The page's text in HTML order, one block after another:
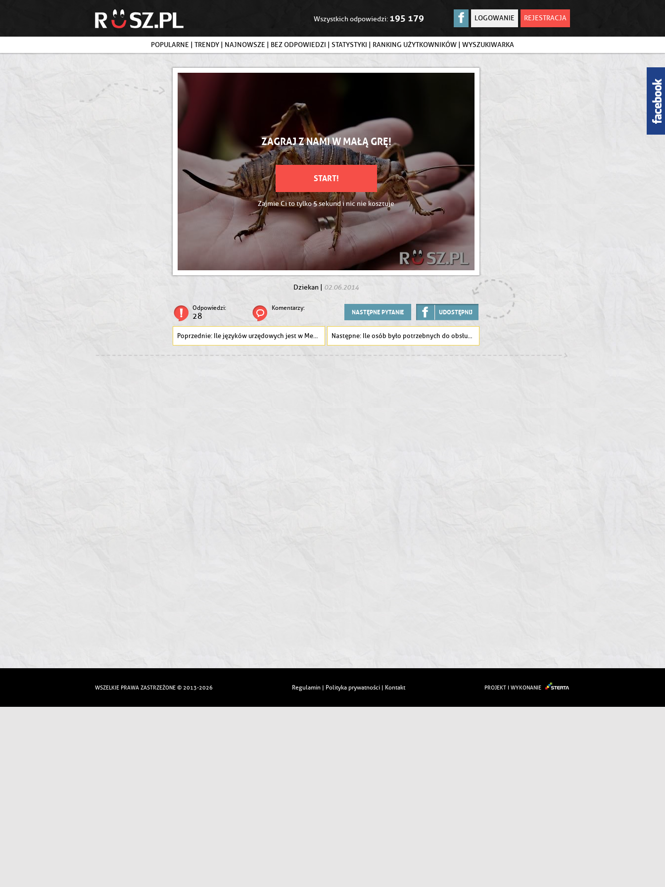
LOGOWANIE REJESTRACJA
Wszystkich odpowiedzi: 195 179
POPULARNE | TRENDY | NAJNOWSZE | BEZ ODPOWIEDZI | STATYSTYKI | RANKING UŻYTKOWNIKÓW | WYSZUKIWARKA
ZAGRAJ Z NAMI W MAŁĄ GRĘ!
START!
Zajmie Ci to tylko 5 sekund i nic nie kosztuje
Dziekan 02.06.2014
Odpowiedzi:
28
Komentarzy:
NASTĘPNE PYTANIE UDOSTĘPNIJ
Ile języków urzędowych jest w Meksyku ? Ile osób było potrzebnych do obsługi i pilotażu bombowca B-17E ?
WSZELKIE PRAWA ZASTRZEŻONE © 2013-2026 PROJEKT I WYKONANIE
Regulamin | Polityka prywatności | Kontakt